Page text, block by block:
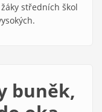
středních škol
buněk,